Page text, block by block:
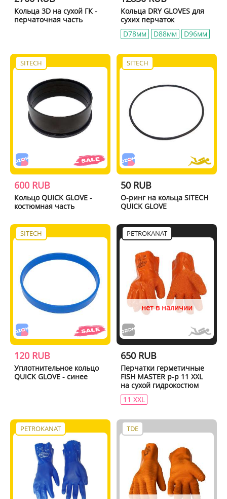
Кольца 3D на сухой ГК -
перчаточная часть
Кольца DRY GLOVES для
сухих перчаток
D78мм
D88мм D96мм
SITECH
600 RUB
Кольцо QUICK GLOVE -
костюмная часть
SITECH
50 RUB
О-ринг на кольца SITECH
QUICK GLOVE
SITECH
120 RUB
Уплотнительное кольцо
QUICK GLOVE - синее
PETROKANAT
нет в наличии
650 RUB
Перчатки герметичные
FISH MASTER р-р 11 XXL
на сухой гидрокостюм
11 XXL
PETROKANAT TDE